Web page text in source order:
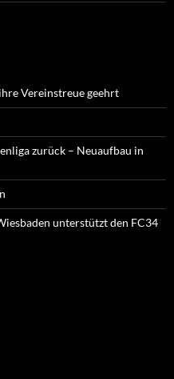
Vereinstreue geehrt
zurück – Neuaufbau in
unterstützt den FC34